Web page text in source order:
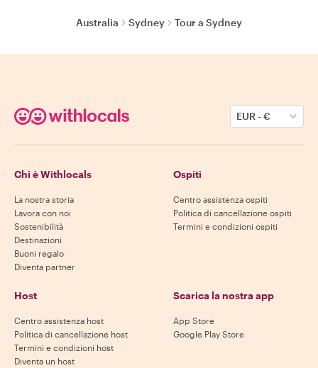
Australia Sydney Tour a Sydney
EUR-€
Chi è Withlocals
La nostra storia
Lavora con noi
Sostenibilità
Destinazioni
Buoni regalo
Diventa partner
Ospiti
Centro assistenza ospiti
Politica di cancellazione ospiti
Termini e condizioni ospiti
Host
Centro assistenza host
Politica di cancellazione host
Termini e condizioni host
Diventa un host
Scarica la nostra app
App Store
Google Play Store